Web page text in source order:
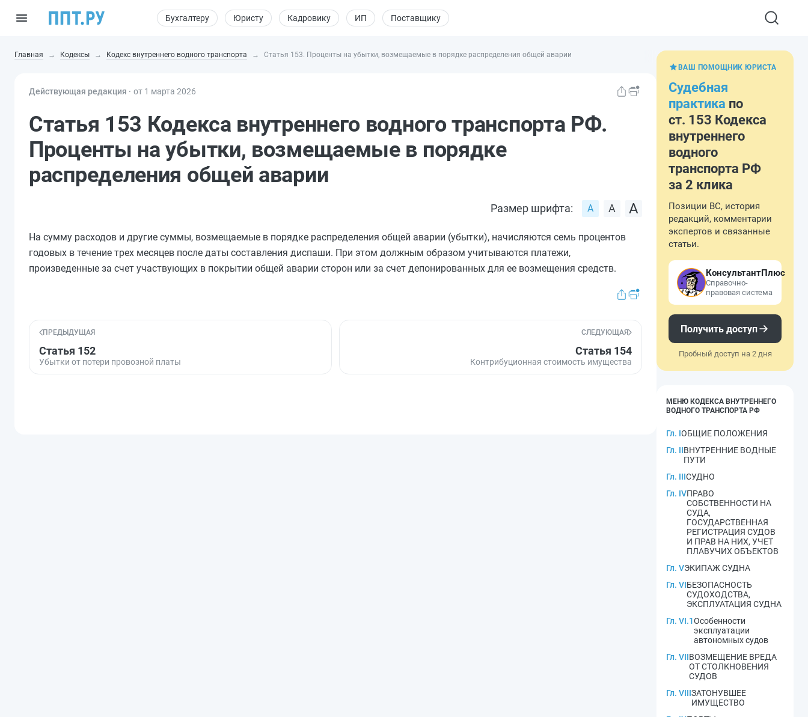
Бухгалтеру Юристу Кадровику ИП Поставщику
Главная Кодексы Кодекс внутреннего водного транспорта Статья 153. Проценты на убытки, возмещаемые в порядке распределения общей аварии
Действующая редакция ⸱ от 1 марта 2026
Статья 153 Кодекса внутреннего водного транспорта РФ.
Проценты на убытки, возмещаемые в порядке
распределения общей аварии
Размер шрифта:
На сумму расходов и другие суммы, возмещаемые в порядке распределения общей аварии (убытки), начисляются семь процентов
годовых в течение трех месяцев после даты составления диспаши. При этом должным образом учитываются платежи,
произведенные за счет участвующих в покрытии общей аварии сторон или за счет депонированных для ее возмещения средств.
ПРЕДЫДУЩАЯ
Статья 152
Убытки от потери провозной платы
СЛЕДУЮЩАЯ
Статья 154
Контрибуционная стоимость имущества
ВАШ ПОМОЩНИК ЮРИСТА
Судебная
практика по
ст. 153 Кодекса
внутреннего
водного
транспорта РФ
за 2 клика
Позиции ВС, история
редакций, комментарии
экспертов и связанные
статьи.
КонсультантПлюс
Справочно-
правовая система
Получить доступ
Пробный доступ на 2 дня
МЕНЮ КОДЕКСА ВНУТРЕННЕГО
ВОДНОГО ТРАНСПОРТА РФ
Гл. IОБЩИЕ ПОЛОЖЕНИЯ
Гл. IIВНУТРЕННИЕ ВОДНЫЕ
ПУТИ
Гл. IIIСУДНО
Гл. IVПРАВО
СОБСТВЕННОСТИ НА
СУДА,
ГОСУДАРСТВЕННАЯ
РЕГИСТРАЦИЯ СУДОВ
И ПРАВ НА НИХ, УЧЕТ
ПЛАВУЧИХ ОБЪЕКТОВ
Гл. VЭКИПАЖ СУДНА
Гл. VIБЕЗОПАСНОСТЬ
СУДОХОДСТВА,
ЭКСПЛУАТАЦИЯ СУДНА
Гл. VI.1Особенности
эксплуатации
автономных судов
Гл. VIIВОЗМЕЩЕНИЕ ВРЕДА
ОТ СТОЛКНОВЕНИЯ
СУДОВ
Гл. VIIIЗАТОНУВШЕЕ
ИМУЩЕСТВО